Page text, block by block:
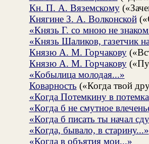
Кн. П. А. Вяземскому
Княгине З. А. Волконской
«Князь Г. со мною не
«Князь Шаликов, газетчик
Князю А. М. Горчакову
Князю А. М. Горчакову
«Кобылица молодая...»
Коварность («Когда твой
«Когда Потемкину в
«Когда б не смутное
«Когда б писать ты начал
«Когда, бывало, в старину...»
«Когда в объятия мои...»